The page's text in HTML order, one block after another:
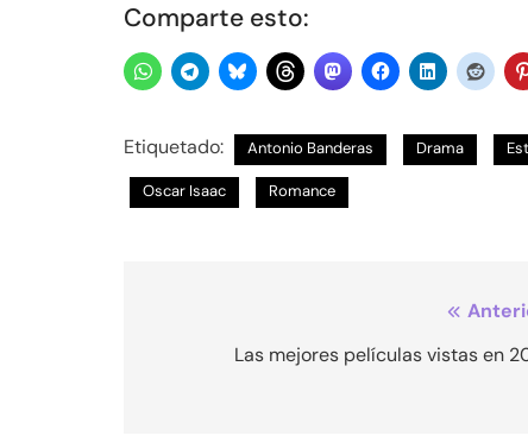
Comparte esto:
Etiquetado: Antonio Banderas Drama
Oscar Isaac Romance
Las mejores películas vistas en